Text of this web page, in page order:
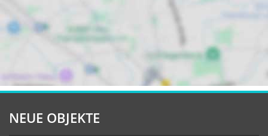
NEUE OBJEKTE